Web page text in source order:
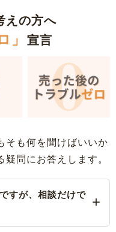
えの方へ
」 宣言
そも何を聞けばいいか
問にお答えします。
すが、相談だけで